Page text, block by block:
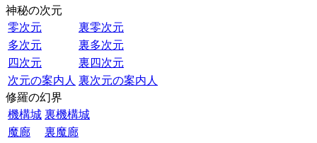
神秘の次元
零次元
裏零次元
多次元
裏多次元
四次元
裏四次元
次元の案内人 裏次元の案内人
修羅の幻界
機構城 裏機構城
魔廊
裏魔廊